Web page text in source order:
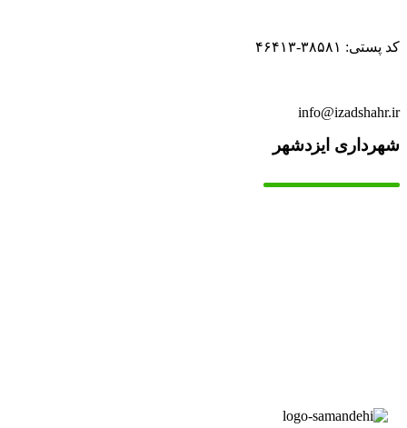
کد پستی: ۳۸۵۸۱-۴۶۴۱۳
info@izadshahr.ir
شهرداری ایزدشهر